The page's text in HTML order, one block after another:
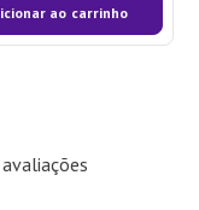
ao carrinho